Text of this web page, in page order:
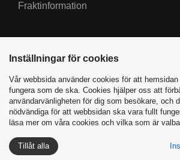
Fraktinformation
Varbergs BoIS ©
Inställningar för cookies
Vår webbsida använder cookies för att
fungera som de ska. Cookies hjälper oss att
användarvänligheten för dig som besökare, och
nödvändiga för att webbsidan ska vara fullt
läsa mer om våra cookies och vilka som är
Tillåt alla